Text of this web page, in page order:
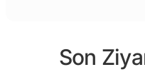
Son